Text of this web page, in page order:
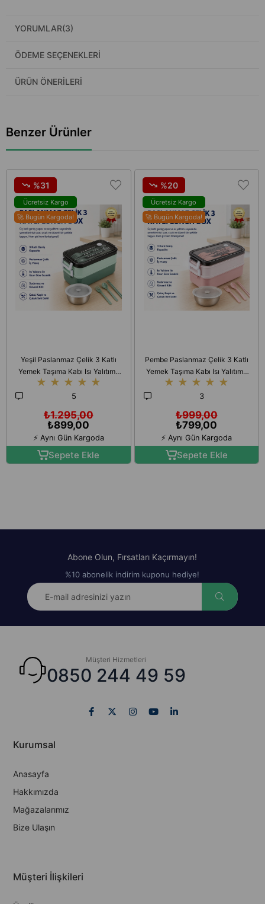
YORUMLAR(3)
ÖDEME SEÇENEKLERI
ÜRÜN ÖNERILERI
Benzer Ürünler
Yeşil Paslanmaz Çelik 3 Katlı
Yemek Taşıma Kabı Isı Yalıtımlı
Lunch Box
★ ★ ★ ★ ★
5
₺899,00
₺1.295,00
Sepete Ekle
⚡ Aynı Gün Kargoda
%31
Ücretsiz Kargo
🚀 Bugün Kargoda!
Pembe Paslanmaz Çelik 3 Katlı
Yemek Taşıma Kabı Isı Yalıtımlı
Lunch Box
★ ★ ★ ★ ★
3
₺799,00
₺999,00
Sepete Ekle
⚡ Aynı Gün Kargoda
%20
Ücretsiz Kargo
🚀 Bugün Kargoda!
Abone Olun, Fırsatları Kaçırmayın!
%10 abonelik indirim kuponu hediye!
Müşteri Hizmetleri
0850 244 49 59
Kurumsal
Anasayfa
Hakkımızda
Mağazalarımız
Bize Ulaşın
Müşteri İlişkileri